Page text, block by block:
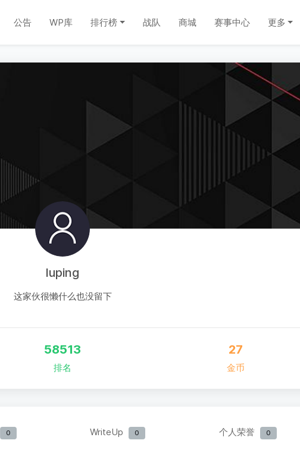
公告 WP库 排行榜 战队 商城 赛事中心 更多
luping
这家伙很懒什么也没留下
58513
排名
27
金币
0 WriteUp 0 个人荣誉 0